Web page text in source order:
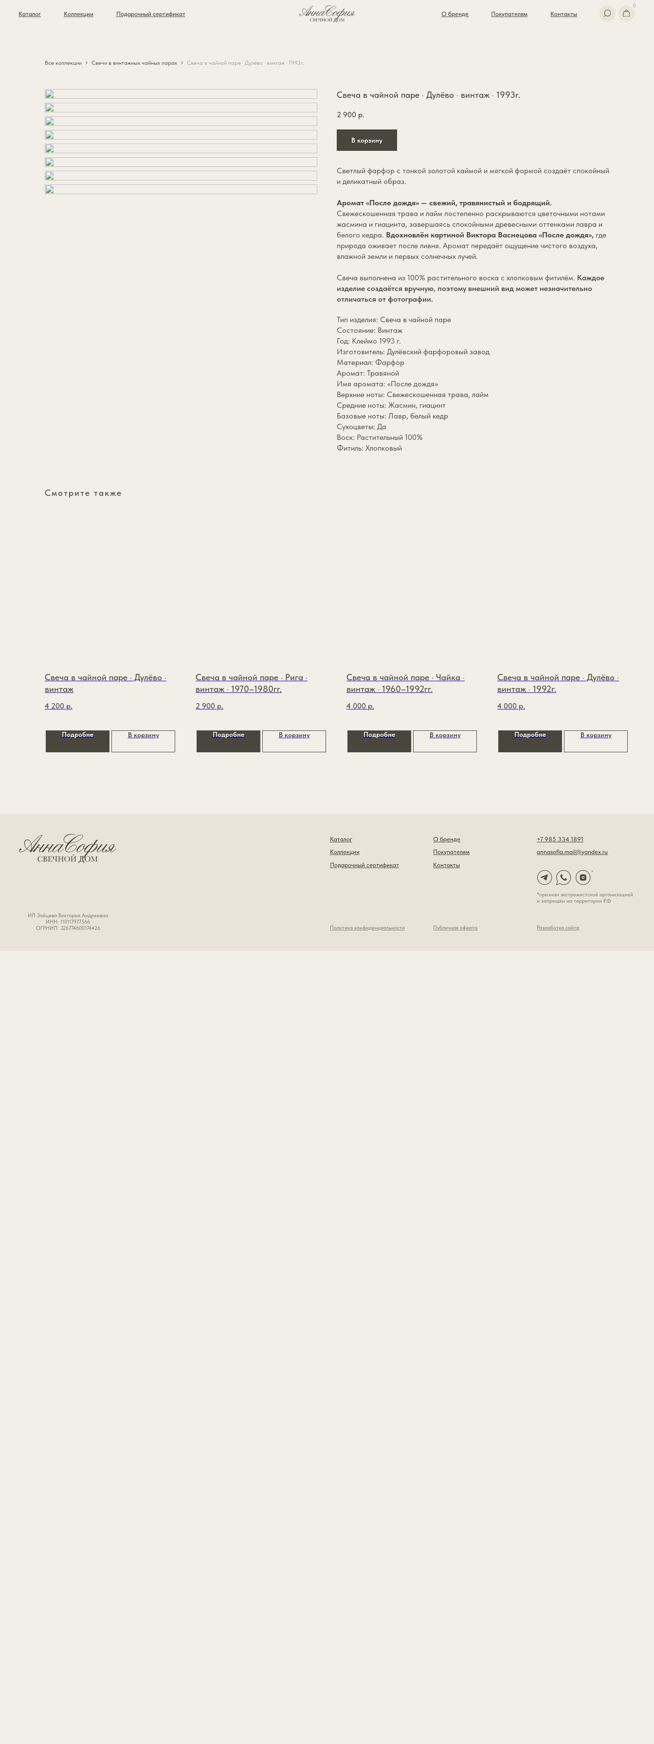
Контакты
Покупателям
Подарочный сертификат
Коллекции
Каталог
Все коллекции Свечи в винтажных чайных парах Свеча в чайной паре · Дулёво · винтаж · 1993г.
Свеча в чайной паре · Дулёво · винтаж · 1993г.
2 900 р.
В корзину
Светлый фарфор с тонкой золотой каймой и мягкой формой создаёт спокойный
и деликатный образ.
Аромат «После дождя» — свежий, травянистый и бодрящий.
Свежескошенная трава и лайм постепенно раскрываются цветочными нотами
жасмина и гиацинта, завершаясь спокойными древесными оттенками лавра и
белого кедра. Вдохновлён картиной Виктора Васнецова «После дождя», где
природа оживает после ливня. Аромат передаёт ощущение чистого воздуха,
влажной земли и первых солнечных лучей.
Свеча выполнена из 100% растительного воска с хлопковым фитилём. Каждое
изделие создаётся вручную, поэтому внешний вид может незначительно
отличаться от фотографии.
Тип изделия: Свеча в чайной паре
Состояние: Винтаж
Год: Клеймо 1993 г.
Изготовитель: Дулёвский фарфоровый завод
Материал: Фарфор
Аромат: Травяной
Имя аромата: «После дождя»
Верхние ноты: Cвежескошенная трава, лайм
Средние ноты: Жасмин, гиацинт
Базовые ноты: Лавр, белый кедр
Сухоцветы: Да
Воск: Растительный 100%
Фитиль: Хлопковый
Смотрите также
Свеча в чайной паре · Дулёво ·
винтаж
4 200 р.
Подробне В корзину
Свеча в чайной паре · Рига ·
винтаж · 1970–1980гг.
2 900 р.
Подробне В корзину
Свеча в чайной паре · Чайка ·
винтаж · 1960–1992гг.
4 000 р.
Подробне В корзину
Свеча в чайной паре · Дулёво ·
винтаж · 1992г.
4 000 р.
Подробне В корзину